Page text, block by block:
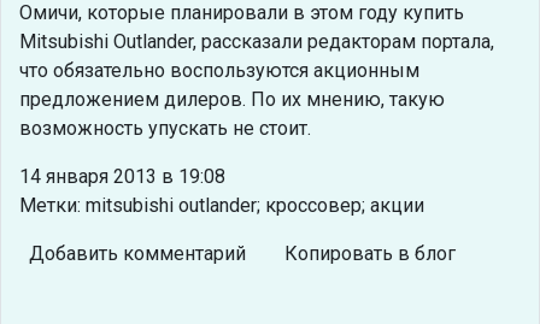
Омичи, которые планировали в этом году купить
Mitsubishi Outlander, рассказали редакторам портала,
что обязательно воспользуются акционным
предложением дилеров. По их мнению, такую
возможность упускать не стоит.
14 января 2013 в 19:08
Метки: mitsubishi outlander; кроссовер; акции
Добавить комментарий Копировать в блог